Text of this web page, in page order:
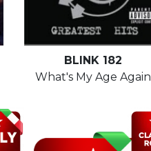
BLINK 182
What's My Age Again